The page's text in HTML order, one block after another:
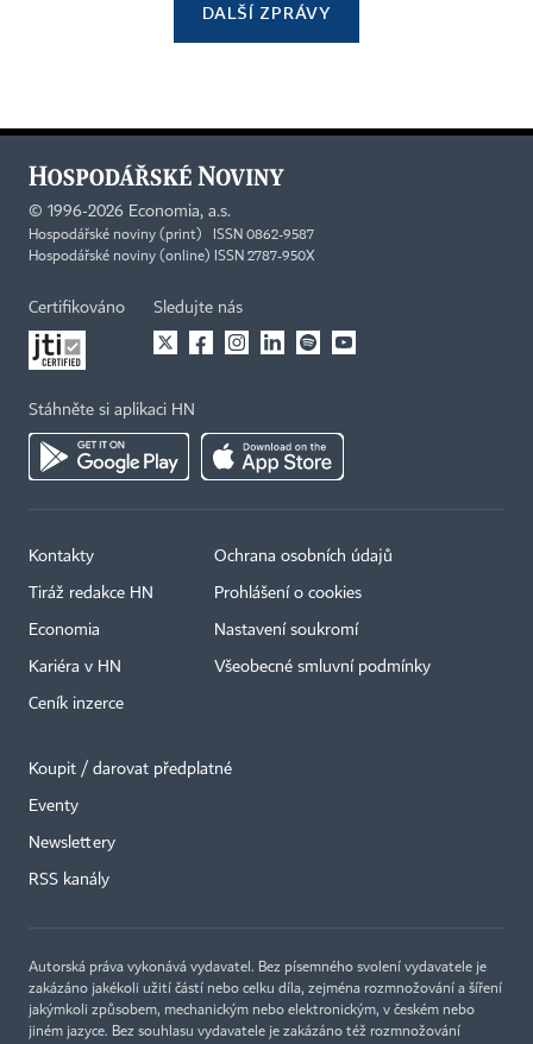
DALŠÍ ZPRÁVY
© 1996-2026 Economia, a.s.
Hospodářské noviny (print) ISSN 0862-9587
Hospodářské noviny (online) ISSN 2787-950X
Certifikováno Sledujte nás
Stáhněte si aplikaci HN
Kontakty
Tiráž redakce HN
Economia
Kariéra v HN
Ceník inzerce
Ochrana osobních údajů
Prohlášení o cookies
Nastavení soukromí
Všeobecné smluvní podmínky
Koupit / darovat předplatné
Eventy
Newslettery
RSS kanály
Autorská práva vykonává vydavatel. Bez písemného svolení vydavatele je
zakázáno jakékoli užití částí nebo celku díla, zejména rozmnožování a šíření
jakýmkoli způsobem, mechanickým nebo elektronickým, v českém nebo
jiném jazyce. Bez souhlasu vydavatele je zakázáno též rozmnožování